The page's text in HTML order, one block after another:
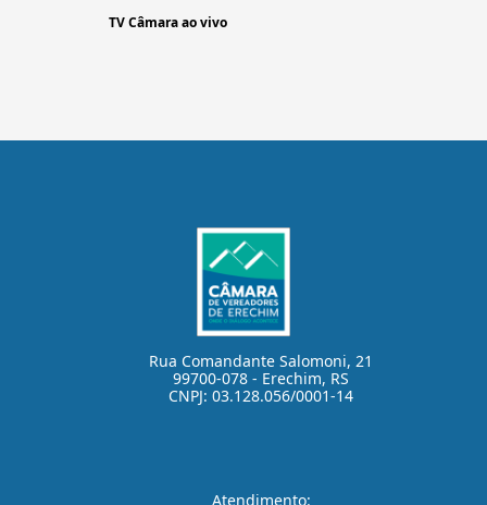
TV Câmara ao vivo
Rua Comandante Salomoni, 21
99700-078 - Erechim, RS
CNPJ: 03.128.056/0001-14
Atendimento: